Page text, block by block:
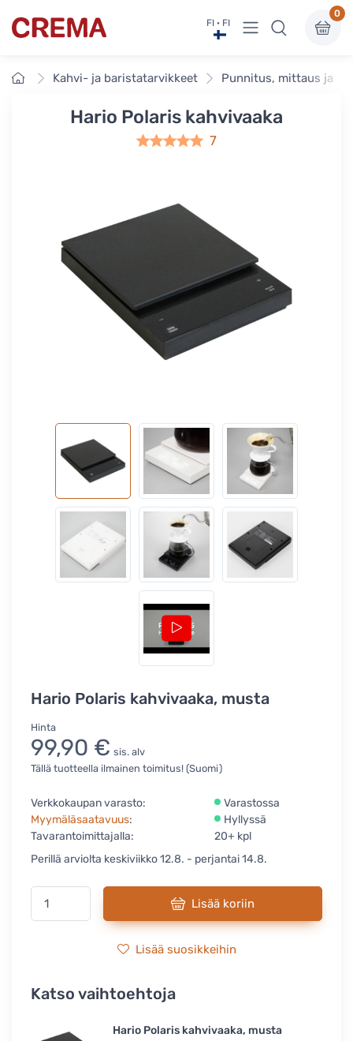
Crema FI · FI Näytä valikko
0
EtusivuKahvi- ja baristatarvikkeet Punnitus, mittaus ja
Hario Polaris kahvivaaka
7
Hario Polaris kahvivaaka, musta
Hinta
99,90 € sis. alv
Tällä tuotteella ilmainen toimitus! (Suomi)
Verkkokaupan varasto:
Varastossa
Myymäläsaatavuus:
Hyllyssä
Tavarantoimittajalla:
20+ kpl
Perillä arviolta keskiviikko 12.8. - perjantai 14.8.
Lisää koriin
Lisää suosikkeihin
Katso vaihtoehtoja
Hario Polaris kahvivaaka, musta